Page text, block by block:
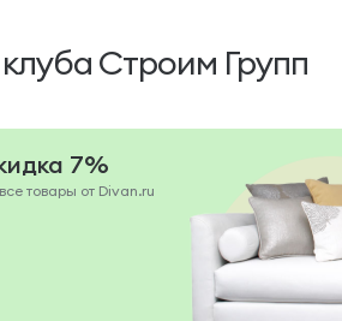
Строим Групп
7%
товары от Divan.ru